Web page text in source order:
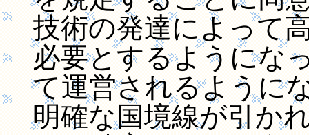
技術の発達によって
必要とするようにな
て運営されるように
明確な国境線が引か